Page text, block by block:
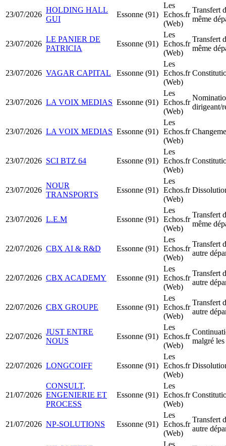
23/07/2026
HOLDING HALL
GUI
Essonne (91)
Les
Echos.fr
(Web)
Transfert
même
23/07/2026
LE PANIER DE
PATRICIA
Essonne (91)
Les
Echos.fr
(Web)
Transfert
même
23/07/2026 VAGAR CAPITAL Essonne (91)
Les
Echos.fr
(Web)
23/07/2026 LA VOIX MEDIAS Essonne (91)
Les
Echos.fr
(Web)
dirigeant/
23/07/2026 LA VOIX MEDIAS Essonne (91)
Les
Echos.fr
(Web)
23/07/2026 SCI BTZ 64 Essonne (91)
Les
Echos.fr
(Web)
23/07/2026
NOUR
TRANSPORTS
Essonne (91)
Les
Echos.fr
(Web)
23/07/2026 L.E.M Essonne (91)
Les
Echos.fr
(Web)
Transfert
même
22/07/2026 CBX AI & R&D Essonne (91)
Les
Echos.fr
(Web)
Transfert
autre
22/07/2026 CBX ACADEMY Essonne (91)
Les
Echos.fr
(Web)
Transfert
autre
22/07/2026 CBX GROUPE Essonne (91)
Les
Echos.fr
(Web)
Transfert
autre
22/07/2026
JUST ENTRE
NOUS
Essonne (91)
Les
Echos.fr
(Web)
malgré les
22/07/2026 LONGCOIFF Essonne (91)
Les
Echos.fr
(Web)
21/07/2026
CONSULT,
ENGENIERIE ET
PROCESS
Essonne (91)
Les
Echos.fr
(Web)
21/07/2026 NP-SOLUTIONS Essonne (91)
Les
Echos.fr
(Web)
Transfert
autre
Les